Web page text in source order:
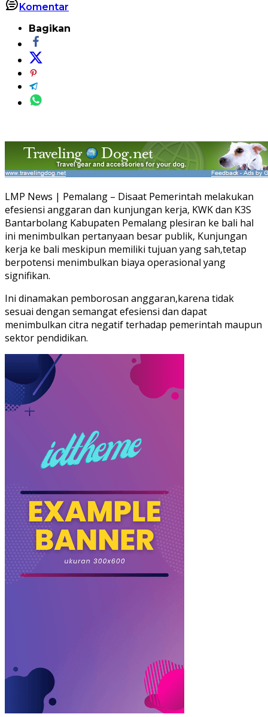
Komentar
Bagikan
LMP News | Pemalang – Disaat Pemerintah melakukan
efesiensi anggaran dan kunjungan kerja, KWK dan K3S
Bantarbolang Kabupaten Pemalang plesiran ke bali hal
ini menimbulkan pertanyaan besar publik, Kunjungan
kerja ke bali meskipun memiliki tujuan yang sah,tetap
berpotensi menimbulkan biaya operasional yang
signifikan.
Ini dinamakan pemborosan anggaran,karena tidak
sesuai dengan semangat efesiensi dan dapat
menimbulkan citra negatif terhadap pemerintah maupun
sektor pendidikan.